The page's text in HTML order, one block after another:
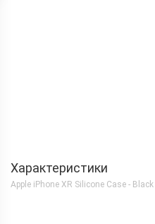
Характеристики
Apple iPhone XR Silicone Case - Black